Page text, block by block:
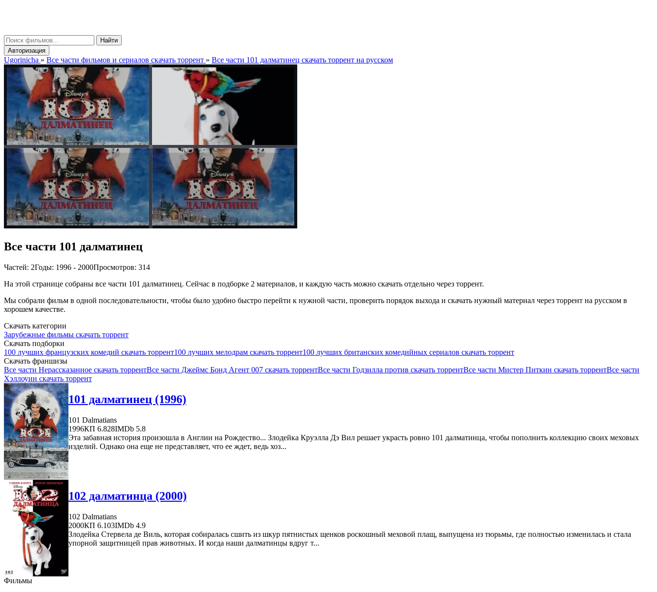
Найти
Авторизация
Ugorinicha » Все части фильмов и сериалов скачать торрент » Все части 101 далматинец скачать торрент на русском
Все части 101 далматинец
Частей: 2Годы: 1996 - 2000Просмотров: 314
На этой странице собраны все части 101 далматинец. Сейчас в подборке 2 материалов, и каждую часть можно скачать отдельно через торрент.
Мы собрали фильм в одной последовательности, чтобы было удобно быстро перейти к нужной части, проверить порядок выхода и скачать нужный материал через торрент на русском в
хорошем качестве.
Скачать категории
Зарубежные фильмы скачать торрент
Скачать подборки
100 лучших французских комедий скачать торрент100 лучших мелодрам скачать торрент100 лучших британских комедийных сериалов скачать торрент
Скачать франшизы
Все части Нерассказанное скачать торрентВсе части Джеймс Бонд Агент 007 скачать торрентВсе части Годзилла против скачать торрентВсе части Мистер Питкин скачать торрентВсе части
Хэллоуин скачать торрент
101 далматинец (1996)
101 Dalmatians
1996КП 6.828IMDb 5.8
Эта забавная история произошла в Англии на Рождество... Злодейка Круэлла Дэ Вил решает украсть ровно 101 далматинца, чтобы пополнить коллекцию своих меховых
изделий. Однако она еще не представляет, что ее ждет, ведь хоз...
102 далматинца (2000)
102 Dalmatians
2000КП 6.103IMDb 4.9
Злодейка Стервела де Виль, которая собиралась сшить из шкур пятнистых щенков роскошный меховой плащ, выпущена из тюрьмы, где полностью изменилась и стала
упорной защитницей прав животных. И когда наши далматинцы вдруг т...
Фильмы